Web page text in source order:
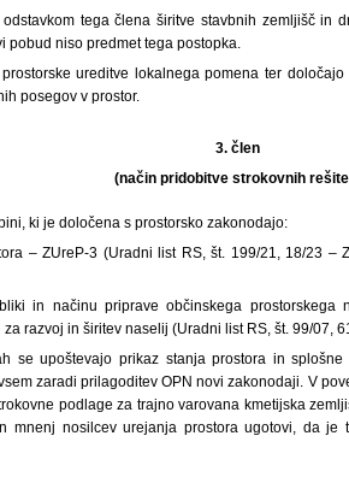
tega člena širitve stavbnih zemljišč in
pobud niso predmet tega postopka.
ureditve lokalnega pomena ter
posegov v prostor.
3. člen
(način pridobitve strokovnih
ki je določena s prostorsko zakonodajo:
– ZUreP-3 (Uradni list RS, št. 199/21, 18/23 –
in načinu priprave občinskega prostorskega
razvoj in širitev naselij (Uradni list RS, št. 99/07,
se upoštevajo prikaz stanja prostora in
zaradi prilagoditev OPN novi zakonodaji. V
podlage za trajno varovana kmetijska
mnenj nosilcev urejanja prostora ugotovi, da je